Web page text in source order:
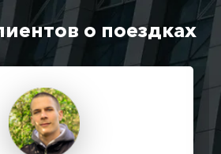
о поездках